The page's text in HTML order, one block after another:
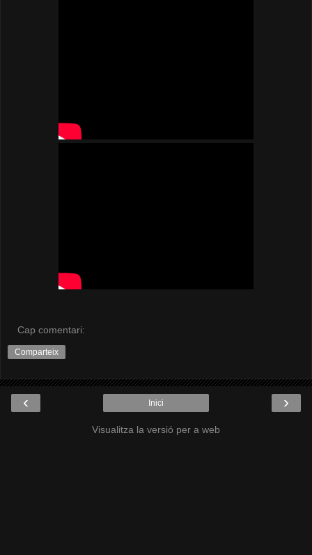
Cap comentari:
Comparteix
‹ ›
Inici
Visualitza la versió per a web